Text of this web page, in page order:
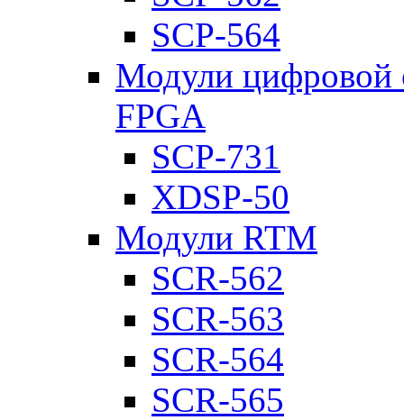
SCP-564
Модули цифровой
FPGA
SCP-731
XDSP-50
Модули RTM
SCR-562
SCR-563
SCR-564
SCR-565